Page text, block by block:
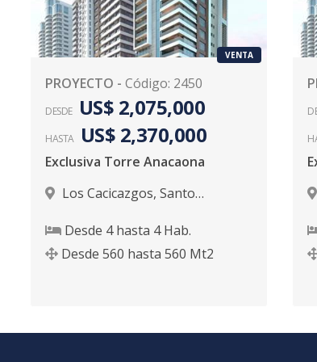
VENTA
PROYECTO - Código: 2450
DESDE US$ 2,075,000
HASTA US$ 2,370,000
Exclusiva Torre Anacaona
Los Cacicazgos, Santo
Desde 4 hasta 4Hab.
Desde 560 hasta 560 Mt2